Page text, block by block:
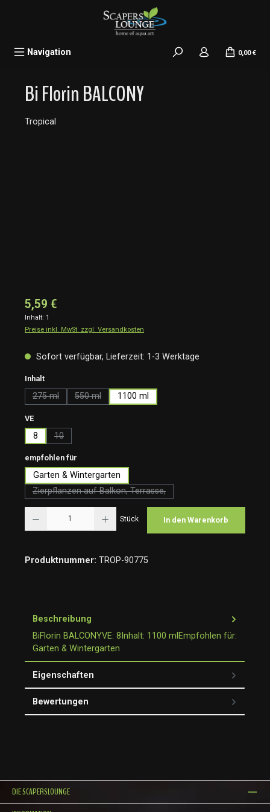
Navigation 0,00 €
Bi Florin BALCONY
Tropical
5,59 €
Inhalt: 1
Preise inkl. MwSt. zzgl. Versandkosten
Sofort verfügbar, Lieferzeit: 1-3 Werktage
Inhaltauswählen
275 ml(Diese Option ist zurzeit nicht verfügbar.)
550 ml(Diese Option ist zurzeit nicht verfügbar.)
1100 ml
VEauswählen
8 10(Diese Option ist zurzeit nicht verfügbar.)
empfohlen für
Garten & Wintergarten
Zierpflanzen auf Balkon, Terrasse,(Diese Option ist zurzeit nicht verfügbar.)
Stück In den Warenkorb
Produktnummer: TROP-90775
Beschreibung
BiFlorin BALCONYVE: 8Inhalt: 1100 mlEmpfohlen für:
Garten & Wintergarten
Eigenschaften
Bewertungen
DIE SCAPERSLOUNGE